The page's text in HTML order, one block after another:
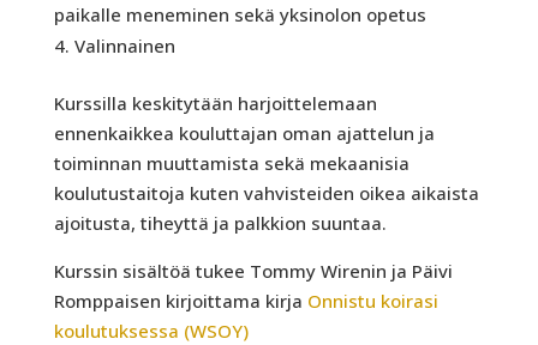
paikalle meneminen sekä yksinolon opetus
Valinnainen
Kurssilla keskitytään harjoittelemaan
ennenkaikkea kouluttajan oman ajattelun ja
toiminnan muuttamista sekä mekaanisia
koulutustaitoja kuten vahvisteiden oikea aikaista
ajoitusta, tiheyttä ja palkkion suuntaa.
Kurssin sisältöä tukee Tommy Wirenin ja Päivi
Romppaisen kirjoittama kirja Onnistu koirasi
koulutuksessa (WSOY)